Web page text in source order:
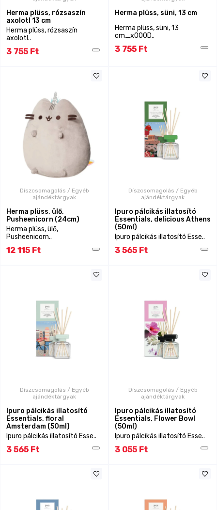
Herma plüss, rózsaszín
axolotl 13 cm
Herma plüss, rózsaszín
axolotl..
3 755 Ft
Herma plüss, süni, 13 cm
Herma plüss, süni, 13
cm_x000D..
3 755 Ft
Díszcsomagolás / Egyéb
ajándéktárgyak
Herma plüss, ülő,
Pusheenicorn (24cm)
Herma plüss, ülő,
Pusheenicorn..
12 115 Ft
Díszcsomagolás / Egyéb
ajándéktárgyak
Ipuro pálcikás illatosító
Essentials, delicious Athens
(50ml)
Ipuro pálcikás illatosító Esse..
3 565 Ft
Díszcsomagolás / Egyéb
ajándéktárgyak
Ipuro pálcikás illatosító
Essentials, floral
Amsterdam (50ml)
Ipuro pálcikás illatosító Esse..
3 565 Ft
Díszcsomagolás / Egyéb
ajándéktárgyak
Ipuro pálcikás illatosító
Essentials, Flower Bowl
(50ml)
Ipuro pálcikás illatosító Esse..
3 055 Ft